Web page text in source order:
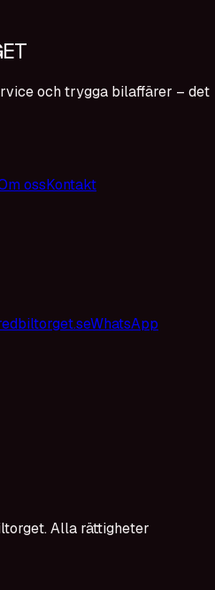
och trygga bilaffärer – det
ossKontakt
WhatsApp
Alla rättigheter